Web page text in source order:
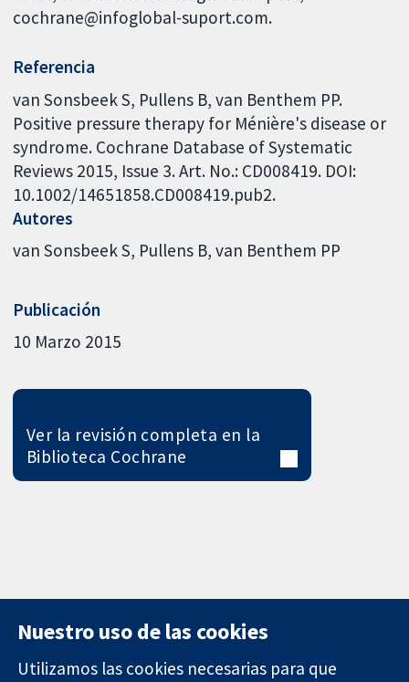
cochrane@infoglobal-suport.com.
Referencia
van Sonsbeek S, Pullens B, van Benthem PP.
Positive pressure therapy for Ménière's disease or
syndrome. Cochrane Database of Systematic
Reviews 2015, Issue 3. Art. No.: CD008419. DOI:
10.1002/14651858.CD008419.pub2.
Autores
van Sonsbeek S Pullens B van Benthem PP
Publicación
10 Marzo 2015
Ver la revisión completa en la
Biblioteca Cochrane
Nuestro uso de las cookies
Utilizamos las cookies necesarias para que